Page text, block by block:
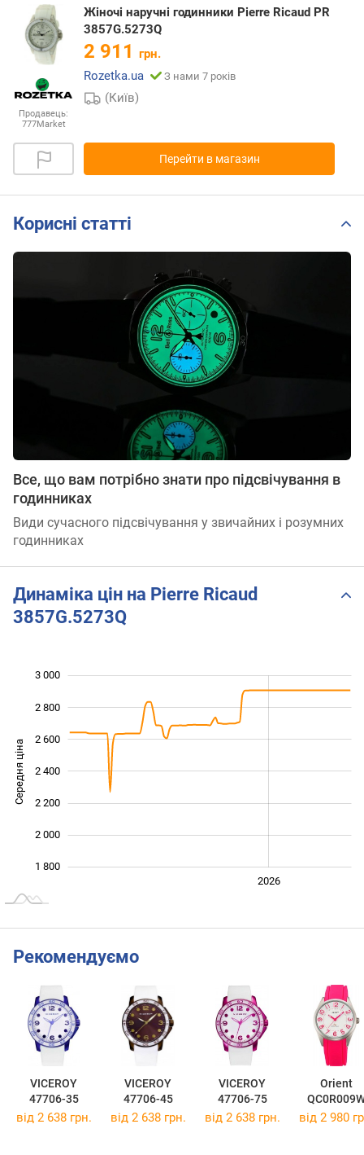
Продавець:
777Market
Жіночі наручні годинники Pierre Ricaud PR
3857G.5273Q
2 911 грн.
Rozetka.ua
З нами 7 років
(Київ)
Перейти в магазин
Корисні статті
Все, що вам потрібно знати про підсвічування в
годинниках
Види сучасного підсвічування у звичайних і розумних
годинниках
Динаміка цін на Pierre Ricaud
3857G.5273Q
Середня ціна 1 800
1 800
2 000
2 200
2 400
2 600
2 800
3 000
2026
Рекомендуємо
VICEROY
47706-35
VICEROY
47706-45
VICEROY
47706-75
Orient
від 2 638 грн. від 2 638 грн. від 2 638 грн. від 2 980